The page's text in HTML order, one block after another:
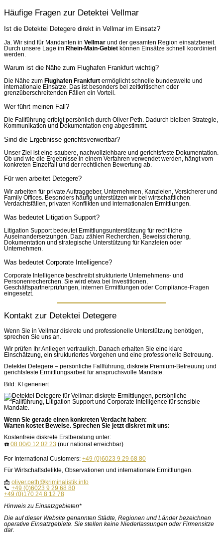
Häufige Fragen zur Detektei Vellmar
Ist die Detektei Detegere direkt in Vellmar im Einsatz?
Ja. Wir sind für Mandanten in Vellmar und der gesamten Region einsatzbereit.
Durch unsere Lage im Rhein-Main-Gebiet können Einsätze schnell koordiniert
werden.
Warum ist die Nähe zum Flughafen Frankfurt wichtig?
Die Nähe zum Flughafen Frankfurt ermöglicht schnelle bundesweite und
internationale Einsätze. Das ist besonders bei zeitkritischen oder
grenzüberschreitenden Fällen ein Vorteil.
Wer führt meinen Fall?
Die Fallführung erfolgt persönlich durch Oliver Peth. Dadurch bleiben Strategie,
Kommunikation und Dokumentation eng abgestimmt.
Sind die Ergebnisse gerichtsverwertbar?
Unser Ziel ist eine saubere, nachvollziehbare und gerichtsfeste Dokumentation.
Ob und wie die Ergebnisse in einem Verfahren verwendet werden, hängt vom
konkreten Einzelfall und der rechtlichen Bewertung ab.
Für wen arbeitet Detegere?
Wir arbeiten für private Auftraggeber, Unternehmen, Kanzleien, Versicherer und
Family Offices. Besonders häufig unterstützen wir bei wirtschaftlichen
Verdachtsfällen, privaten Konflikten und internationalen Ermittlungen.
Was bedeutet Litigation Support?
Litigation Support bedeutet Ermittlungsunterstützung für rechtliche
Auseinandersetzungen. Dazu zählen Recherchen, Beweissicherung,
Dokumentation und strategische Unterstützung für Kanzleien oder
Unternehmen.
Was bedeutet Corporate Intelligence?
Corporate Intelligence beschreibt strukturierte Unternehmens- und
Personenrecherchen. Sie wird etwa bei Investitionen,
Geschäftspartnerprüfungen, internen Ermittlungen oder Compliance-Fragen
eingesetzt.
Kontakt zur Detektei Detegere
Wenn Sie in Vellmar diskrete und professionelle Unterstützung benötigen,
sprechen Sie uns an.
Wir prüfen Ihr Anliegen vertraulich. Danach erhalten Sie eine klare
Einschätzung, ein strukturiertes Vorgehen und eine professionelle Betreuung.
Detektei Detegere – persönliche Fallführung, diskrete Premium-Betreuung und
gerichtsfeste Ermittlungsarbeit für anspruchsvolle Mandate.
Bild: KI generiert
Wenn Sie gerade einen konkreten Verdacht haben:
Warten kostet Beweise. Sprechen Sie jetzt diskret mit uns:
Kostenfreie diskrete Erstberatung unter:
☎️ 08 00/0 12 02 23 (nur national erreichbar)
For International Customers: +49 (0)6023 9 29 68 80
Für Wirtschaftsdelikte, Observationen und internationale Ermittlungen.
📩 oliver.peth@kriminalistik.info
📞 +49 (0)6023 9 29 68 80
+49 (0)170 24 8 12 78
Hinweis zu Einsatzgebieten*
Die auf dieser Website genannten Städte, Regionen und Länder bezeichnen
operative Einsatzgebiete. Sie stellen keine Niederlassungen oder Firmensitze
dar.